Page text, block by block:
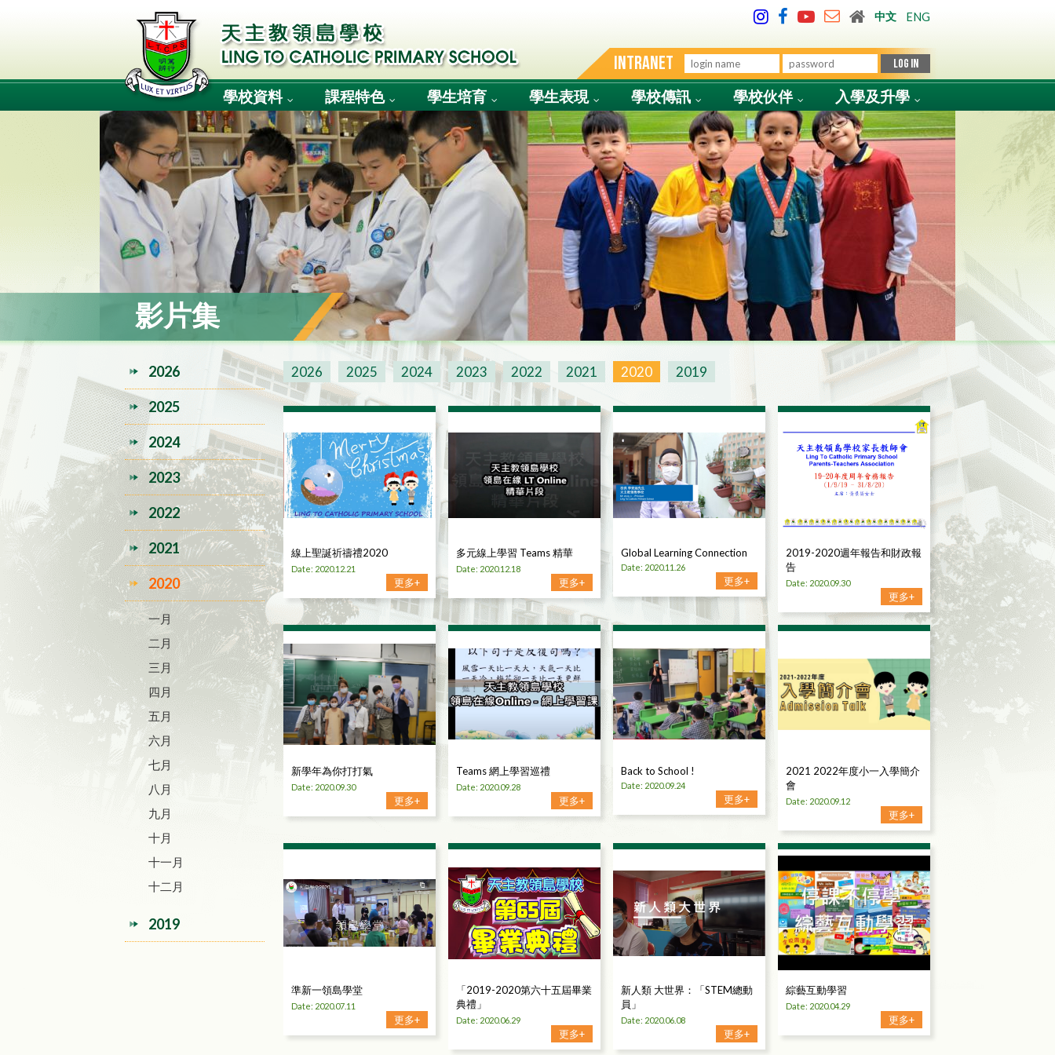
中文 ENG
INTRANET
學校資料 課程特色 學生培育 學生表現 學校傳訊 學校伙伴 入學及升學
影片集
2026 2025 2024 2023 2022 2021 2020 2019
2026
2025
2024
2023
2022
2021
2020
一月
二月
三月
四月
五月
六月
七月
八月
九月
十月
十一月
十二月
2019
線上聖誕祈禱禮2020
Date: 2020.12.21
更多+
多元線上學習 Teams 精華
Date: 2020.12.18
更多+
Global Learning Connection
Date: 2020.11.26
更多+
2019-2020週年報告和財政報
告
Date: 2020.09.30
更多+
新學年為你打打氣
Date: 2020.09.30
更多+
Teams 網上學習巡禮
Date: 2020.09.28
更多+
Back to School !
Date: 2020.09.24
更多+
2021 2022年度小一入學簡介
會
Date: 2020.09.12
更多+
準新一領島學堂
Date: 2020.07.11
更多+
「2019-2020第六十五屆畢業
典禮」
Date: 2020.06.29
更多+
新人類 大世界：「STEM總動
員」
Date: 2020.06.08
更多+
綜藝互動學習
Date: 2020.04.29
更多+